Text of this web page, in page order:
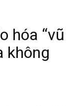
hóa “vũ
không